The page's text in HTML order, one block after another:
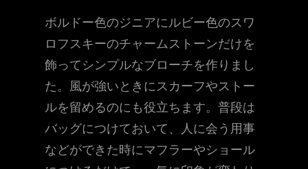
ボルドー色のジニアにルビー色のスワ
ロフスキーのチャームストーンだけを
飾ってシンプルなブローチを作りまし
た。風が強いときにスカーフやストー
ルを留めるのにも役立ちます。普段は
バッグにつけておいて、人に会う用事
などができた時にマフラーやショール